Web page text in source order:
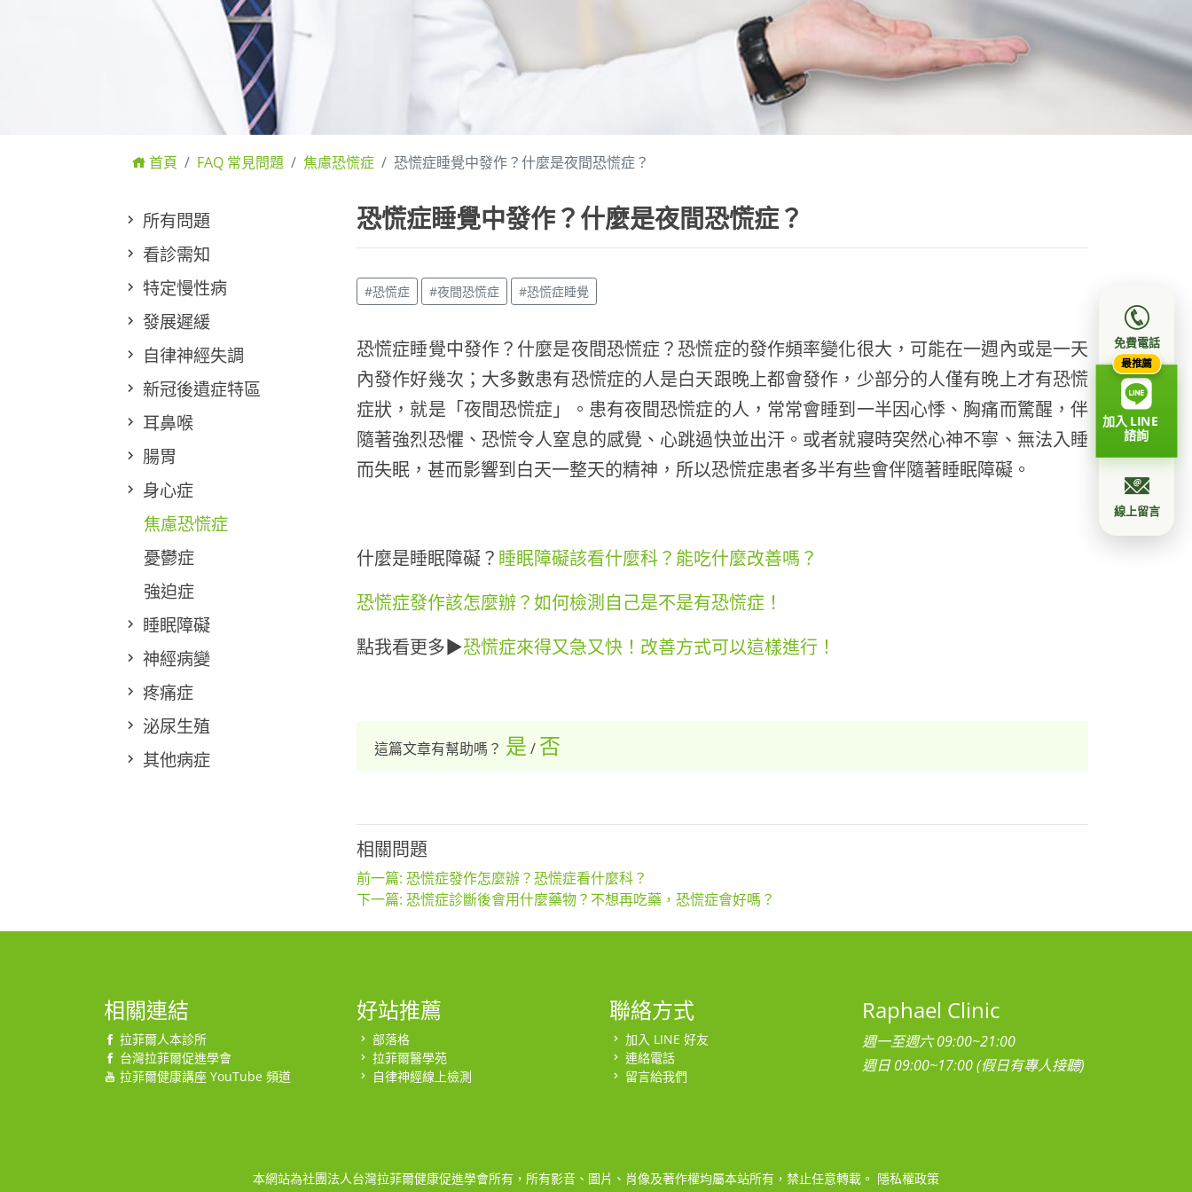
首頁 FAQ 常見問題 焦慮恐慌症 恐慌症睡覺中發作？什麼是夜間恐慌症？
所有問題
看診需知
特定慢性病
發展遲緩
自律神經失調
新冠後遺症特區
耳鼻喉
腸胃
身心症
焦慮恐慌症
憂鬱症
強迫症
睡眠障礙
神經病變
疼痛症
泌尿生殖
其他病症
恐慌症睡覺中發作？什麼是夜間恐慌症？
#恐慌症 #夜間恐慌症 #恐慌症睡覺
恐慌症睡覺中發作？什麼是夜間恐慌症？恐慌症的發作頻率變化很大，可能在一週內或是一天
內發作好幾次；大多數患有恐慌症的人是白天跟晚上都會發作，少部分的人僅有晚上才有恐慌
症狀，就是「夜間恐慌症」。患有夜間恐慌症的人，常常會睡到一半因心悸、胸痛而驚醒，伴
隨著強烈恐懼、恐慌令人窒息的感覺、心跳過快並出汗。或者就寢時突然心神不寧、無法入睡
而失眠，甚而影響到白天一整天的精神，所以恐慌症患者多半有些會伴隨著睡眠障礙。
什麼是睡眠障礙？ 睡眠障礙該看什麼科？能吃什麼改善嗎？
恐慌症發作該怎麼辦？如何檢測自己是不是有恐慌症！
點我看更多▶恐慌症來得又急又快！改善方式可以這樣進行！
這篇文章有幫助嗎？ 是 / 否
相關問題
前一篇: 恐慌症發作怎麼辦？恐慌症看什麼科？
下一篇: 恐慌症診斷後會用什麼藥物？不想再吃藥，恐慌症會好嗎？
相關連結
拉菲爾人本診所
台灣拉菲爾促進學會
拉菲爾健康講座 YouTube 頻道
好站推薦
部落格
拉菲爾醫學苑
自律神經線上檢測
聯絡方式
加入 LINE 好友
連絡電話
留言給我們
Raphael Clinic
週一至週六 09:00~21:00
週日 09:00~17:00 (假日有專人接聽)
本網站為社團法人台灣拉菲爾健康促進學會所有，所有影音、圖片、肖像及著作權均屬本站所有，禁止任意轉載。 隱私權政策
免費電話
最推薦
加入 LINE
諮詢
線上留言